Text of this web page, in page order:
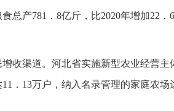
总产781．8亿斤，比2020年增加22．
收渠道。河北省实施新型农业经营主
．13万户，纳入名录管理的家庭农场